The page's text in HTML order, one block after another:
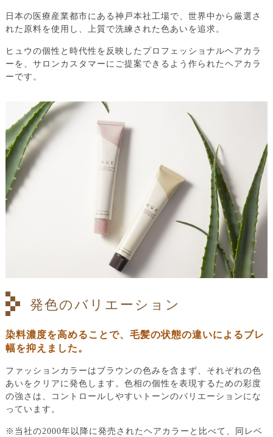
日本の医療産業都市にある神戸本社工場で、世界中から厳選さ
れた原料を使用し、上質で洗練された色あいを追求。
ヒュウの個性と時代性を反映したプロフェッショナルヘアカラ
ーを、サロンカスタマーにご提案できるよう作られたヘアカラ
ーです。
発色のバリエーション
染料濃度を高めることで、毛髪の状態の違いによるブレ
幅を抑えました。
ファッションカラーはブラウンの色みを含まず、それぞれの色
あいをクリアに発色します。色相の個性を表現するための彩度
の強さは、コントロールしやすいトーンのバリエーションにな
っています。
※当社の2000年以降に発売されたヘアカラーと比べて、同レベ